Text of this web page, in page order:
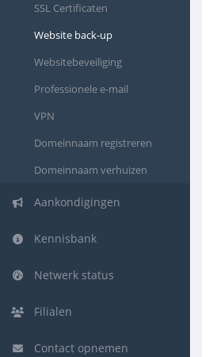
SSL Certificaten
Website back-up
Websitebeveiliging
Professionele e-mail
VPN
Domeinnaam registreren
Domeinnaam verhuizen
Aankondigingen
Kennisbank
Netwerk status
Filialen
Contact opnemen